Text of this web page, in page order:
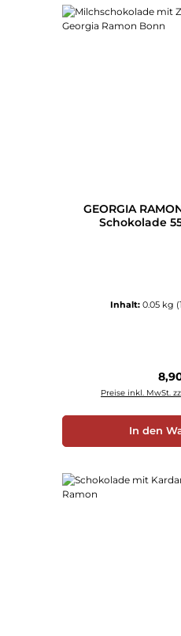
GEORGIA
Schokolade
Inhalt: 0.05 kg
Preise inkl. MwSt.
In den